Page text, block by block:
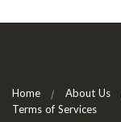
Home About Us
Terms of Services